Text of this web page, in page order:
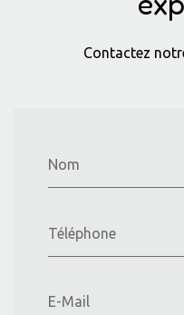
Contactez
Nom
Téléphone
E-Mail